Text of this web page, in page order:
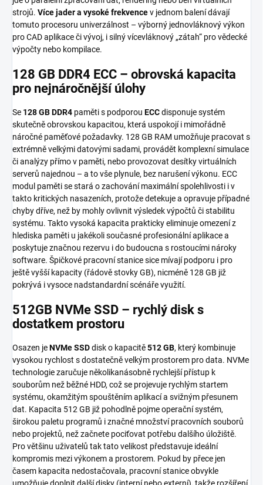
strojů. Více jader a vysoké frekvencev jednom balení dávají
tomuto procesoru univerzálnost – výborný jednovláknový výkon
pro CAD aplikace či vývoj, i silný vícevláknový „zátah“ pro vědecké
výpočty nebo kompilace.
128 GB DDR4 ECC – obrovská kapacita
pro nejnáročnější úlohy
Se 128 GB DDR4 paměti s podporou ECCdisponuje systém
skutečně obrovskou kapacitou, která uspokojí i mimořádně
náročné paměťové požadavky. 128 GB RAM umožňuje pracovat s
extrémně velkými datovými sadami, provádět komplexní simulace
či analýzy přímo v paměti, nebo provozovat desítky virtuálních
serverů najednou – a to vše plynule, bez narušení výkonu. ECC
modul paměti se stará o zachování maximální spolehlivosti i v
takto kritických nasazeních, protože detekuje a opravuje případné
chyby dříve, než by mohly ovlivnit výsledek výpočtů či stabilitu
systému. Takto vysoká kapacita prakticky eliminuje omezení z
hlediska paměti u jakékoli současné profesionální aplikace a
poskytuje značnou rezervu i do budoucna s rostoucími nároky
software. Špičkové pracovní stanice sice mívají podporu i pro
ještě vyšší kapacity (řádově stovky GB), nicméně 128 GB již
pokrývá i vysoce nadstandardní scénáře využití.
512GB NVMe SSD – rychlý disk s
dostatkem prostoru
Osazen jeNVMe SSDdisk o kapacitě512 GB, který kombinuje
vysokou rychlost s dostatečně velkým prostorem pro data. NVMe
technologie zaručuje několikanásobně rychlejší přístup k
souborům než běžné HDD, což se projevuje rychlým startem
systému, okamžitým spouštěním aplikací a svižným přesunem
dat. Kapacita 512 GB již pohodlně pojme operační systém,
širokou paletu programů i značné množství pracovních souborů
nebo projektů, než začnete pociťovat potřebu dalšího úložiště.
Pro většinu uživatelů tak tato velikost představuje ideální
kompromis mezi výkonem a prostorem. Pokud by přece jen
časem kapacita nedostačovala, pracovní stanice obvykle